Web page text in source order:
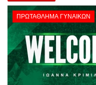
ΠΡΩΤΆΘΛΗΜΑ ΓΥΝΑΙΚΏΝ